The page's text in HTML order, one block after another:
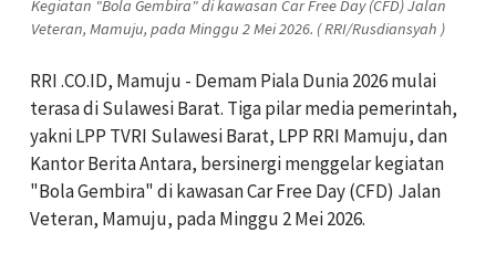
Kegiatan "Bola Gembira" di kawasan Car Free Day (CFD) Jalan
Veteran, Mamuju, pada Minggu 2 Mei 2026. ( RRI/Rusdiansyah )
RRI .CO.ID, Mamuju - Demam Piala Dunia 2026 mulai
terasa di Sulawesi Barat. Tiga pilar media pemerintah,
yakni LPP TVRI Sulawesi Barat, LPP RRI Mamuju, dan
Kantor Berita Antara, bersinergi menggelar kegiatan
"Bola Gembira" di kawasan Car Free Day (CFD) Jalan
Veteran, Mamuju, pada Minggu 2 Mei 2026.